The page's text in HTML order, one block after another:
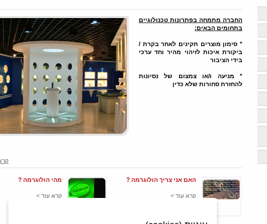
החברה מתמחה בפתרונות טכנולוגיים
בתחומים הבאים:
* סימון מוצרים תקינים לאחר בקרת /
ביקורת איכות לזיהוי מהיר וחד ערכי
בידי הציבור
* מניעה ו/או צמצום של נסיונות
להחזרת סחורות שלא כדין
האם אני צריך הולוגרמה ?
קרא עוד >
מהי הולוגרמה ?
קרא עוד >